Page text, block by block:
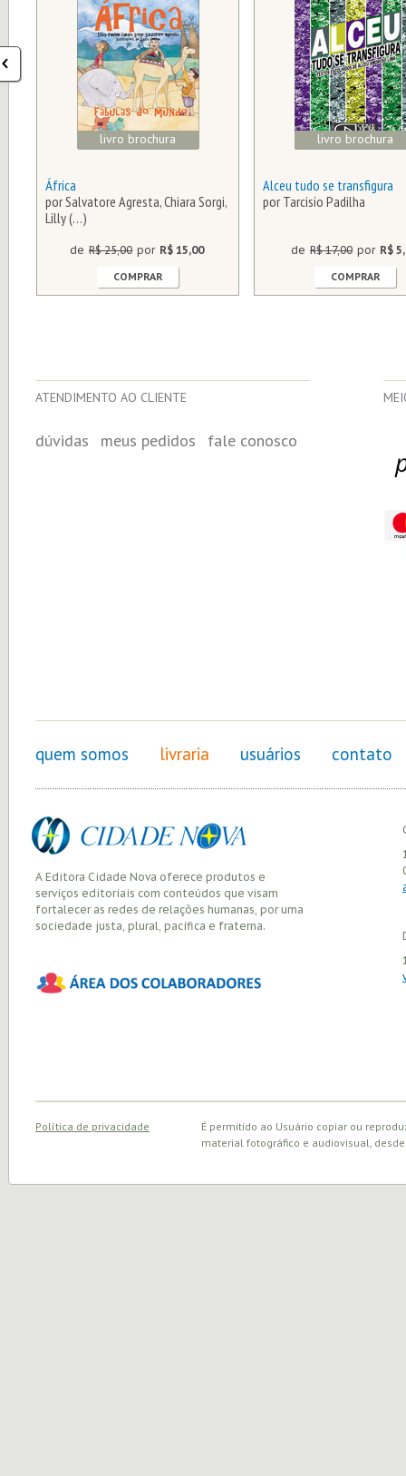
livro brochura
África
por Salvatore Agresta, Chiara Sorgi,
Lilly (…)
de R$ 25,00 por R$ 15,00
COMPRAR
livro brochura
Alceu tudo se transfigura
por Tarcisio Padilha
de R$ 17,00 por R$
COMPRAR
ATENDIMENTO AO CLIENTE
dúvidas meus pedidos fale conosco
quem somos livraria usuários contato
A Editora Cidade Nova oferece produtos e
serviços editoriais com conteúdos que visam
fortalecer as redes de relações humanas, por uma
sociedade justa, plural, pacífica e fraterna.
Política de privacidade
É permitido ao Usuário copiar ou
material fotográfico e audiovisual,